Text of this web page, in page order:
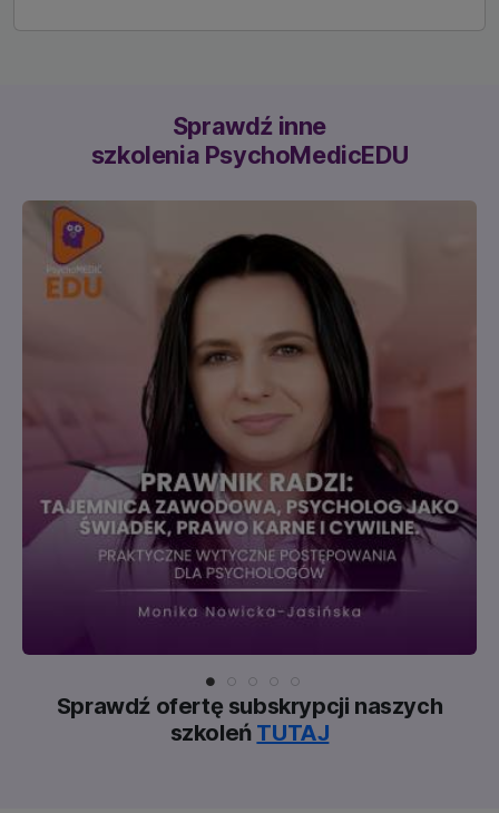
Sprawdź inne
szkolenia PsychoMedicEDU
Sprawdź ofertę subskrypcji naszych
szkoleń TUTAJ